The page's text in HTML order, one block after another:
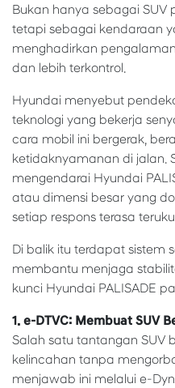
Bukan hanya sebagai SUV
tetapi sebagai kendaraan
menghadirkan
dan lebih terkontrol.
Hyundai menyebut
teknologi yang bekerja
cara mobil ini bergerak,
ketidaknyamanan di jalan.
mengendarai Hyundai
atau dimensi besar yang
setiap respons terasa
Di balik itu terdapat sistem
membantu menjaga
kunci Hyundai PALISADE
1. e-DTVC: Membuat SUV
Salah satu tantangan SUV
kelincahan tanpa
menjawab ini melalui e-